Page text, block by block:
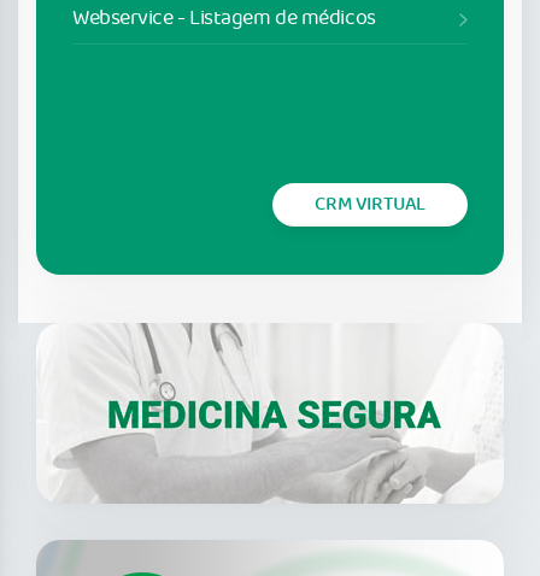
Webservice - Listagem de médicos
CRM VIRTUAL